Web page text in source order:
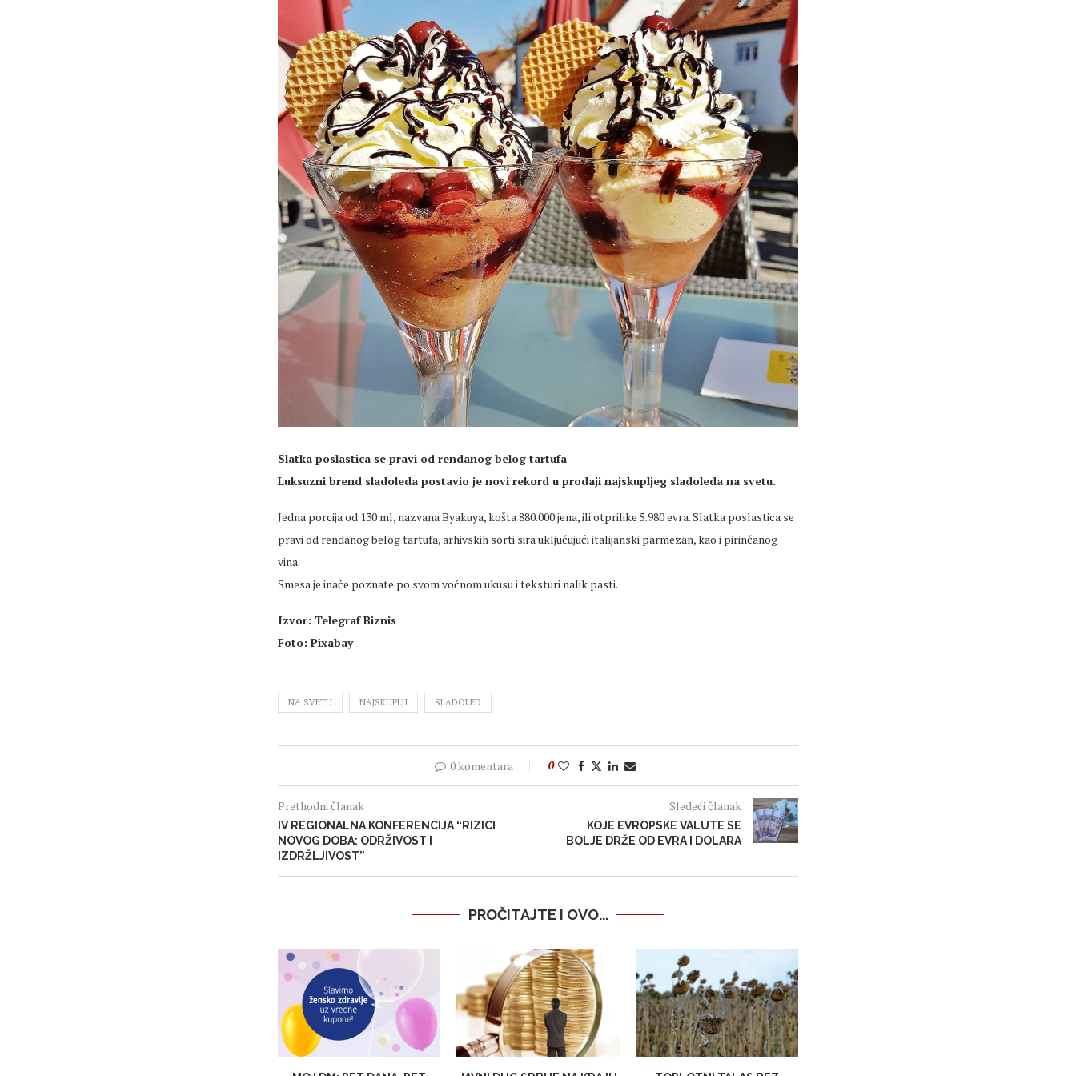
Slatka poslastica se pravi od rendanog belog tartufa
Luksuzni brend sladoleda postavio je novi rekord u prodaji najskupljeg sladoleda na svetu.
Jedna porcija od 130 ml, nazvana Byakuya, košta 880.000 jena, ili otprilike 5.980 evra. Slatka poslastica se
pravi od rendanog belog tartufa, arhivskih sorti sira uključujući italijanski parmezan, kao i pirinčanog
vina.
Smesa je inače poznate po svom voćnom ukusu i teksturi nalik pasti.
Izvor: Telegraf Biznis
Foto: Pixabay
NA SVETU NAJSKUPLJI SLADOLED
0 komentara 0
Prethodni članak
IV REGIONALNA KONFERENCIJA “RIZICI
NOVOG DOBA: ODRŽIVOST I
IZDRŽLJIVOST”
Sledeći članak
KOJE EVROPSKE VALUTE SE
BOLJE DRŽE OD EVRA I DOLARA
PROČITAJTE I OVO...